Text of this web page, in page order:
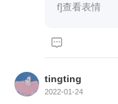
f]查看表情

tingting
2022-01-24